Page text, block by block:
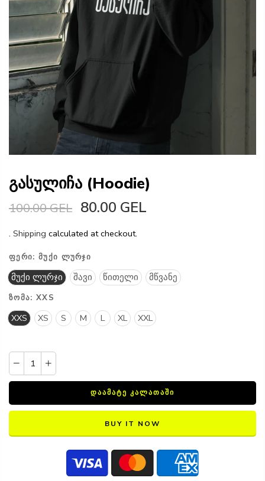
გასულიჩა (Hoodie)
100.00 GEL 80.00 GEL
. Shipping calculated at checkout.
ᲤᲔᲠᲘ: ᲛᲣᲥᲘ ᲚᲣᲠᲯᲘ
მუქი ლურჯი შავი წითელი მწვანე
ᲖᲝᲛᲐ: XXS
XXS XS S M L XL XXL
ᲓᲐᲐᲛᲐᲢᲔ ᲙᲐᲚᲐᲗᲐᲨᲘ
BUY IT NOW